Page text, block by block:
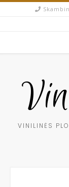
Skip
VINILINĖS